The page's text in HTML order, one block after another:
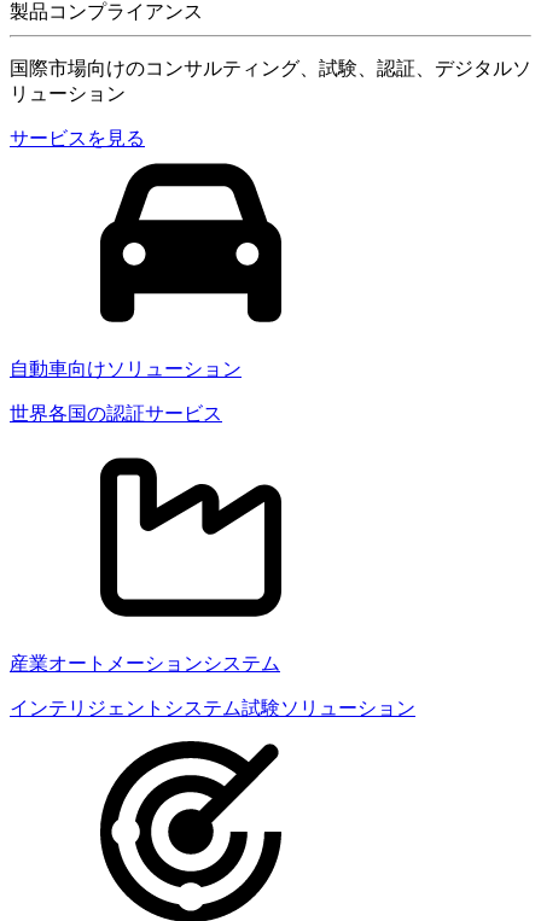
製品コンプライアンス
国際市場向けのコンサルティング、試験、認証、デジタルソ
リューション
サービスを見る
自動車向けソリューション
世界各国の認証サービス
産業オートメーションシステム
インテリジェントシステム試験ソリューション